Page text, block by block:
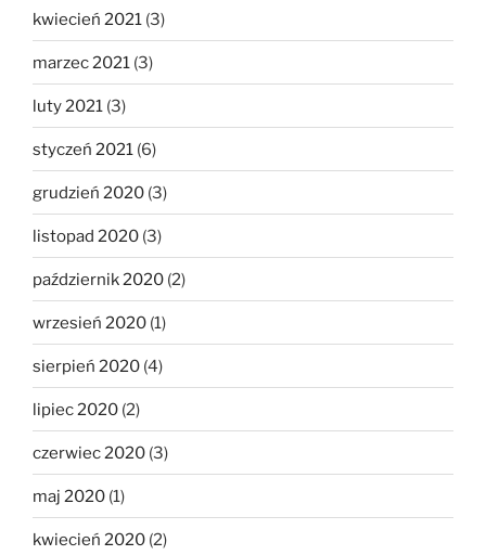
kwiecień 2021 (3)
marzec 2021 (3)
luty 2021 (3)
styczeń 2021 (6)
grudzień 2020 (3)
listopad 2020 (3)
październik 2020 (2)
wrzesień 2020 (1)
sierpień 2020 (4)
lipiec 2020 (2)
czerwiec 2020 (3)
maj 2020 (1)
kwiecień 2020 (2)